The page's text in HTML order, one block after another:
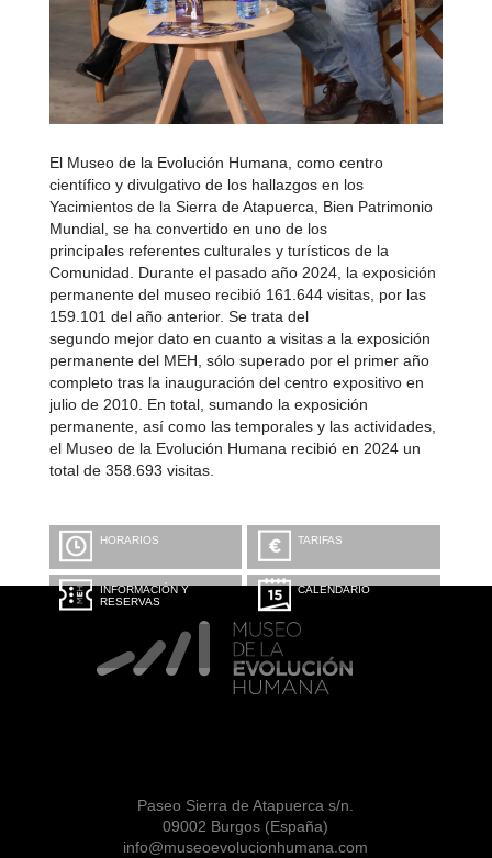
El Museo de la Evolución Humana, como centro
científico y divulgativo de los hallazgos en los
Yacimientos de la Sierra de Atapuerca, Bien Patrimonio
Mundial, se ha convertido en uno de los
principales referentes culturales y turísticos de la
Comunidad. Durante el pasado año 2024, la exposición
permanente del museo recibió 161.644 visitas, por las
159.101 del año anterior. Se trata del
segundo mejor dato en cuanto a visitas a la exposición
permanente del MEH, sólo superado por el primer año
completo tras la inauguración del centro expositivo en
julio de 2010. En total, sumando la exposición
permanente, así como las temporales y las actividades,
el Museo de la Evolución Humana recibió en 2024 un
total de 358.693 visitas.
HORARIOS TARIFAS
INFORMACIÓN Y
RESERVAS
CALENDARIO
Paseo Sierra de Atapuerca s/n.
09002 Burgos (España)
info@museoevolucionhumana.com